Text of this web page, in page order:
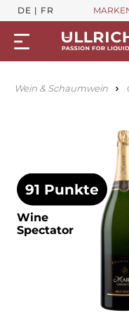
DE FR
Wein & Schaumwein
91 Punkte
Wine
Spectator